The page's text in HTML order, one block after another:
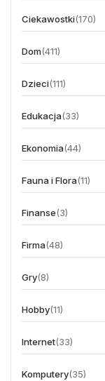
Ciekawostki(170)
Dom(411)
Dzieci(111)
Edukacja(33)
Ekonomia(44)
Fauna i Flora(11)
Finanse(3)
Firma(48)
Gry(8)
Hobby(11)
Internet(33)
Komputery(35)